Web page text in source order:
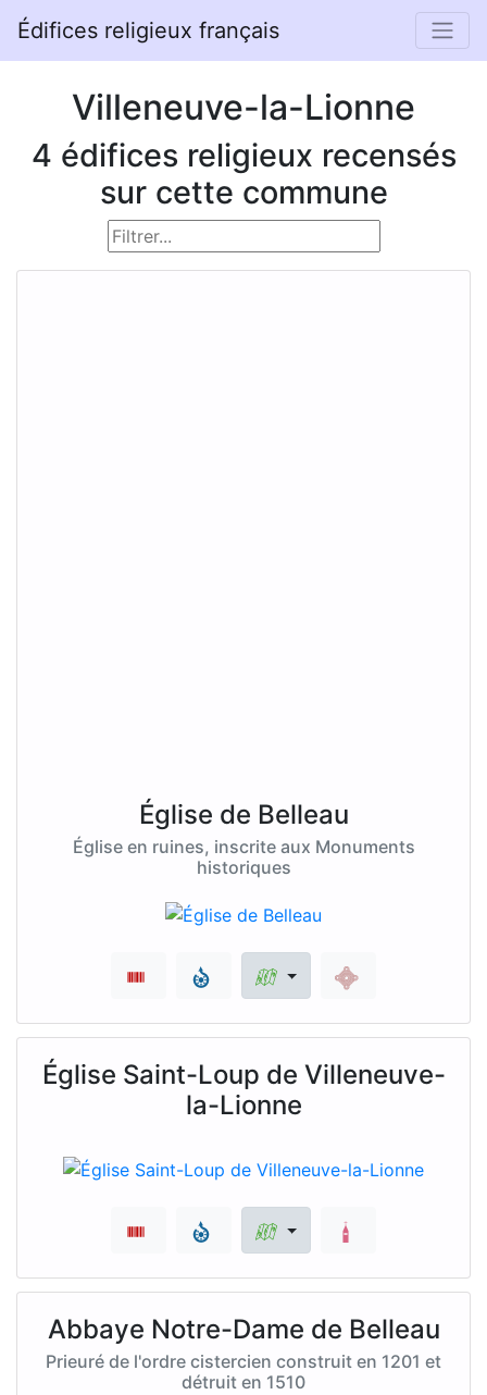
Édifices religieux français
Villeneuve-la-Lionne
4 édifices religieux recensés
sur cette commune
Église de Belleau
Église en ruines, inscrite aux Monuments
historiques
Église Saint-Loup de Villeneuve-
la-Lionne
Abbaye Notre-Dame de Belleau
Prieuré de l'ordre cistercien construit en 1201 et
détruit en 1510